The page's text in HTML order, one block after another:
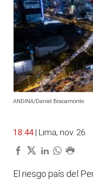
ANDINA/Daniel Bracamonte
18:44 | Lima, nov. 26.
El riesgo país del